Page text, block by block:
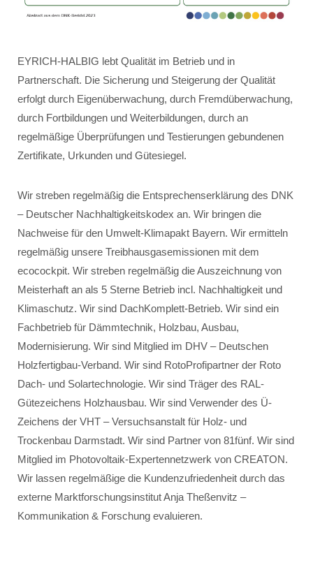
EYRICH-HALBIG lebt Qualität im Betrieb und in
Partnerschaft. Die Sicherung und Steigerung der Qualität
erfolgt durch Eigenüberwachung, durch Fremdüberwachung,
durch Fortbildungen und Weiterbildungen, durch an
regelmäßige Überprüfungen und Testierungen gebundenen
Zertifikate, Urkunden und Gütesiegel.
Wir streben regelmäßig die Entsprechenserklärung des DNK
– Deutscher Nachhaltigkeitskodex an. Wir bringen die
Nachweise für den Umwelt-Klimapakt Bayern. Wir ermitteln
regelmäßig unsere Treibhausgasemissionen mit dem
ecocockpit. Wir streben regelmäßig die Auszeichnung von
Meisterhaft an als 5 Sterne Betrieb incl. Nachhaltigkeit und
Klimaschutz. Wir sind DachKomplett-Betrieb. Wir sind ein
Fachbetrieb für Dämmtechnik, Holzbau, Ausbau,
Modernisierung. Wir sind Mitglied im DHV – Deutschen
Holzfertigbau-Verband. Wir sind RotoProfipartner der Roto
Dach- und Solartechnologie. Wir sind Träger des RAL-
Gütezeichens Holzhausbau. Wir sind Verwender des Ü-
Zeichens der VHT – Versuchsanstalt für Holz- und
Trockenbau Darmstadt. Wir sind Partner von 81fünf. Wir sind
Mitglied im Photovoltaik-Expertennetzwerk von CREATON.
Wir lassen regelmäßige die Kundenzufriedenheit durch das
externe Marktforschungsinstitut Anja Theßenvitz –
Kommunikation & Forschung evaluieren.